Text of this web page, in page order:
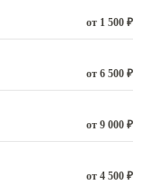
от 1 500 ₽
от 6 500 ₽
от 9 000 ₽
от 4 500 ₽